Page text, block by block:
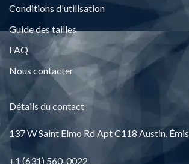
Conditions d'utilisation
Guide des tailles
FAQ
Nous contacter
Détails du contact
137W Saint Elmo Rd Apt C118 Austin,
+1 (631) 560-0022